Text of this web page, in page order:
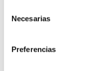
Necesarias
Preferencias
equivalente, dirigida al